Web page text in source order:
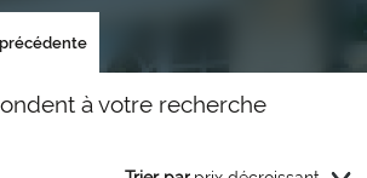
à votre recherche